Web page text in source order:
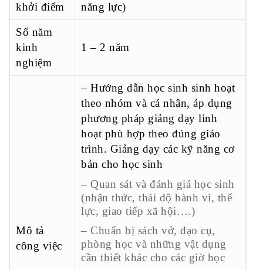
khởi điểm
năng lực)
Số năm
kinh
nghiệm
1 – 2 năm
Mô tả
công việc
– Hướng dẫn học sinh sinh hoạt
theo nhóm và cá nhân, áp dụng
phương pháp giảng dạy linh
hoạt phù hợp theo đúng giáo
trình. Giảng dạy các kỹ năng cơ
bản cho học sinh
– Quan sát và đánh giá học sinh
(nhận thức, thái độ hành vi, thể
lực, giao tiếp xã hội….)
– Chuẩn bị sách vở, đạo cụ,
phòng học và những vật dụng
cần thiết khác cho các giờ học